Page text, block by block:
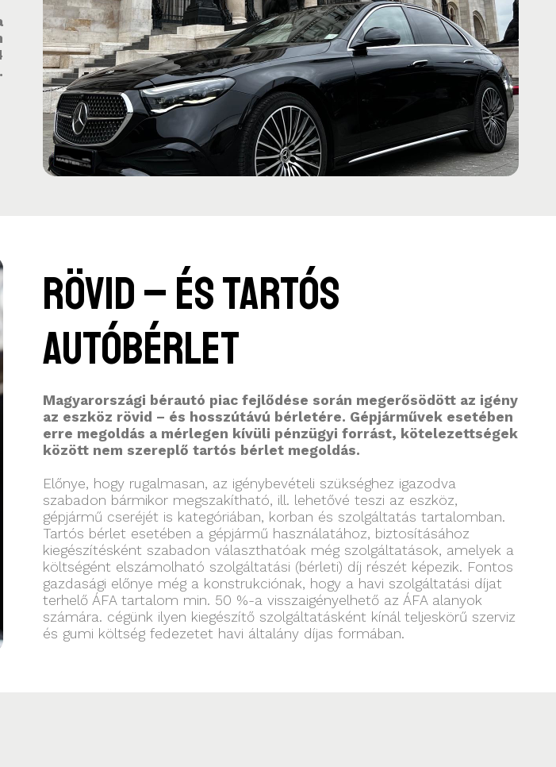
Rövid – és tartós
autóbérlet
Magyarországi bérautó piac fejlődése során megerősödött az igény
az eszköz rövid – és hosszútávú bérletére. Gépjárművek esetében
erre megoldás a mérlegen kívüli pénzügyi forrást, kötelezettségek
között nem szereplő tartós bérlet megoldás.
Előnye, hogy rugalmasan, az igénybevételi szükséghez igazodva
szabadon bármikor megszakítható, ill. lehetővé teszi az eszköz,
gépjármű cseréjét is kategóriában, korban és szolgáltatás tartalomban.
Tartós bérlet esetében a gépjármű használatához, biztosításához
kiegészítésként szabadon választhatóak még szolgáltatások, amelyek a
költségént elszámolható szolgáltatási (bérleti) díj részét képezik. Fontos
gazdasági előnye még a konstrukciónak, hogy a havi szolgáltatási díjat
terhelő ÁFA tartalom min. 50 %-a visszaigényelhető az ÁFA alanyok
számára. cégünk ilyen kiegészítő szolgáltatásként kínál teljeskörű szerviz
és gumi költség fedezetet havi általány díjas formában.